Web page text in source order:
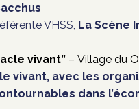
VHSS, La Scène
vivant”– Village du
vivant, avec les
dans